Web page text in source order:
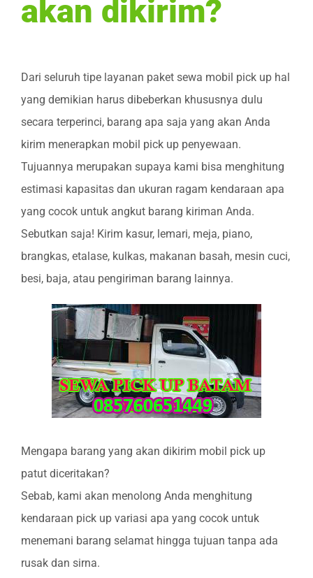
akan dikirim?
Dari seluruh tipe layanan paket sewa mobil pick up hal
yang demikian harus dibeberkan khususnya dulu
secara terperinci, barang apa saja yang akan Anda
kirim menerapkan mobil pick up penyewaan.
Tujuannya merupakan supaya kami bisa menghitung
estimasi kapasitas dan ukuran ragam kendaraan apa
yang cocok untuk angkut barang kiriman Anda.
Sebutkan saja! Kirim kasur, lemari, meja, piano,
brangkas, etalase, kulkas, makanan basah, mesin cuci,
besi, baja, atau pengiriman barang lainnya.
Mengapa barang yang akan dikirim mobil pick up
patut diceritakan?
Sebab, kami akan menolong Anda menghitung
kendaraan pick up variasi apa yang cocok untuk
menemani barang selamat hingga tujuan tanpa ada
rusak dan sirna.